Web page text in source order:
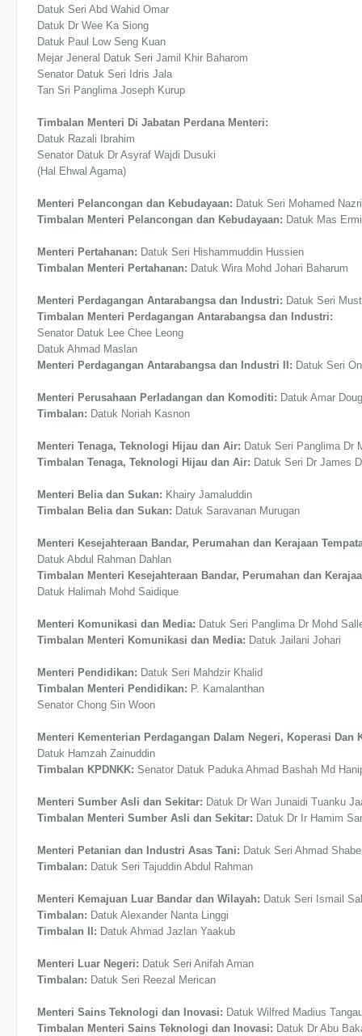
Datuk Seri Abd Wahid Omar
Datuk Dr Wee Ka Siong
Datuk Paul Low Seng Kuan
Mejar Jeneral Datuk Seri Jamil Khir Baharom
Senator Datuk Seri Idris Jala
Tan Sri Panglima Joseph Kurup
Timbalan Menteri Di Jabatan Perdana Menteri:
Datuk Razali Ibrahim
Senator Datuk Dr Asyraf Wajdi Dusuki
(Hal Ehwal Agama)
Menteri Pelancongan dan Kebudayaan: Datuk Seri Mohamed
Timbalan Menteri Pelancongan dan Kebudayaan: Datuk Mas
Menteri Pertahanan: Datuk Seri Hishammuddin Hussien
Timbalan Menteri Pertahanan: Datuk Wira Mohd Johari Baharum
Menteri Perdagangan Antarabangsa dan Industri: Datuk Seri
Timbalan Menteri Perdagangan Antarabangsa dan Industri:
Senator Datuk Lee Chee Leong
Datuk Ahmad Maslan
Menteri Perdagangan Antarabangsa dan Industri II: Datuk Seri
Menteri Perusahaan Perladangan dan Komoditi: Datuk Amar
Timbalan: Datuk Noriah Kasnon
Menteri Tenaga, Teknologi Hijau dan Air: Datuk Seri Panglima Dr
Timbalan Tenaga, Teknologi Hijau dan Air: Datuk Seri Dr James
Menteri Belia dan Sukan: Khairy Jamaluddin
Timbalan Belia dan Sukan: Datuk Saravanan Murugan
Menteri Kesejahteraan Bandar, Perumahan dan Kerajaan
Datuk Abdul Rahman Dahlan
Timbalan Menteri Kesejahteraan Bandar, Perumahan dan
Datuk Halimah Mohd Saidique
Menteri Komunikasi dan Media: Datuk Seri Panglima Dr Mohd
Timbalan Menteri Komunikasi dan Media: Datuk Jailani Johari
Menteri Pendidikan: Datuk Seri Mahdzir Khalid
Timbalan Menteri Pendidikan: P. Kamalanthan
Senator Chong Sin Woon
Menteri Kementerian Perdagangan Dalam Negeri, Koperasi Dan
Datuk Hamzah Zainuddin
Timbalan KPDNKK: Senator Datuk Paduka Ahmad Bashah Md
Menteri Sumber Asli dan Sekitar: Datuk Dr Wan Junaidi Tuanku
Timbalan Menteri Sumber Asli dan Sekitar: Datuk Dr Ir Hamim
Menteri Petanian dan Industri Asas Tani: Datuk Seri Ahmad
Timbalan: Datuk Seri Tajuddin Abdul Rahman
Menteri Kemajuan Luar Bandar dan Wilayah: Datuk Seri Ismail
Timbalan: Datuk Alexander Nanta Linggi
Timbalan II: Datuk Ahmad Jazlan Yaakub
Menteri Luar Negeri: Datuk Seri Anifah Aman
Timbalan: Datuk Seri Reezal Merican
Menteri Sains Teknologi dan Inovasi: Datuk Wilfred Madius
Timbalan Menteri Sains Teknologi dan Inovasi: Datuk Dr Abu